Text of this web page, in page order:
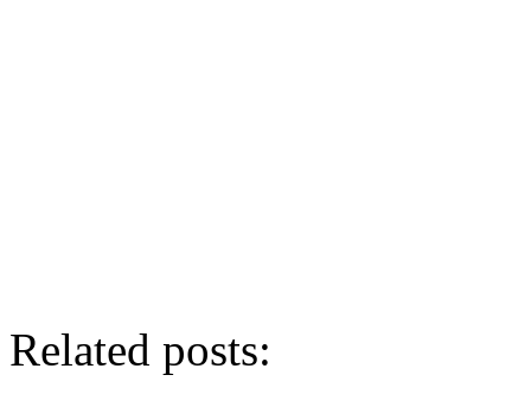
Related posts: